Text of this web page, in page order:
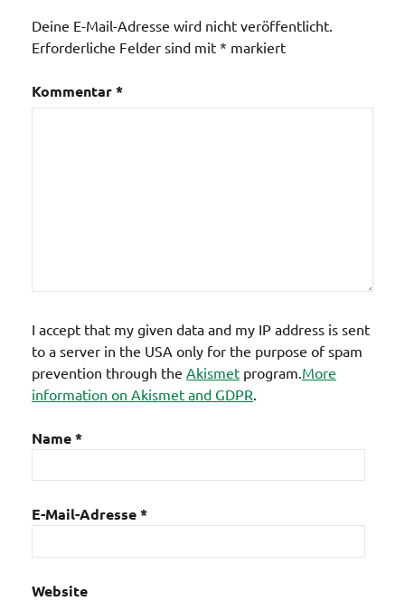
Deine E-Mail-Adresse wird nicht veröffentlicht.
Erforderliche Felder sind mit * markiert
Kommentar*
I accept that my given data and my IP address is sent
to a server in the USA only for the purpose of spam
prevention through the Akismet program. More
information on Akismet and GDPR
Name*
E-Mail-Adresse*
Website